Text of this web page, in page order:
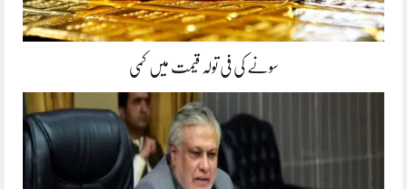
سونے کی فی تولہ قیمت میں کمی